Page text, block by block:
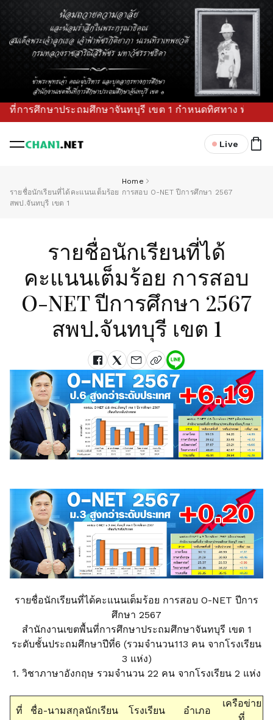
กษาประถมศึกษาจันทบุรี เขต 1 กำหนดทิศทาง พัฒนาแผนยุทธ
Live
Home
รายชื่อนักเรียนที่ได้คะแนนเต็มร้อย การสอบ O-NET ปีการศึกษา 2567
สพป.จันทบุรี เขต 1
รายชื่อนักเรียนที่ได้
คะแนนเต็มร้อย การสอบ
O-NET ปีการศึกษา 2567
สพป.จันทบุรี เขต 1
รายชื่อนักเรียนที่ได้คะแนนเต็มร้อย การสอบ O-NET ปีการ
ศึกษา 2567
สำนักงานเขตพื้นที่การศึกษาประถมศึกษาจันทบุรี เขต 1
ระดับชั้นประถมศึกษาปีที่6 (รวมจำนวน113 คน จากโรงเรียน
3 แห่ง)
1. วิชาภาษาอังกฤษ รวมจำนวน 22 คน จากโรงเรียน 2 แห่ง
ที่ ชื่อ-นามสกุลนักเรียน โรงเรียน อำเภอ
เครือข่าย